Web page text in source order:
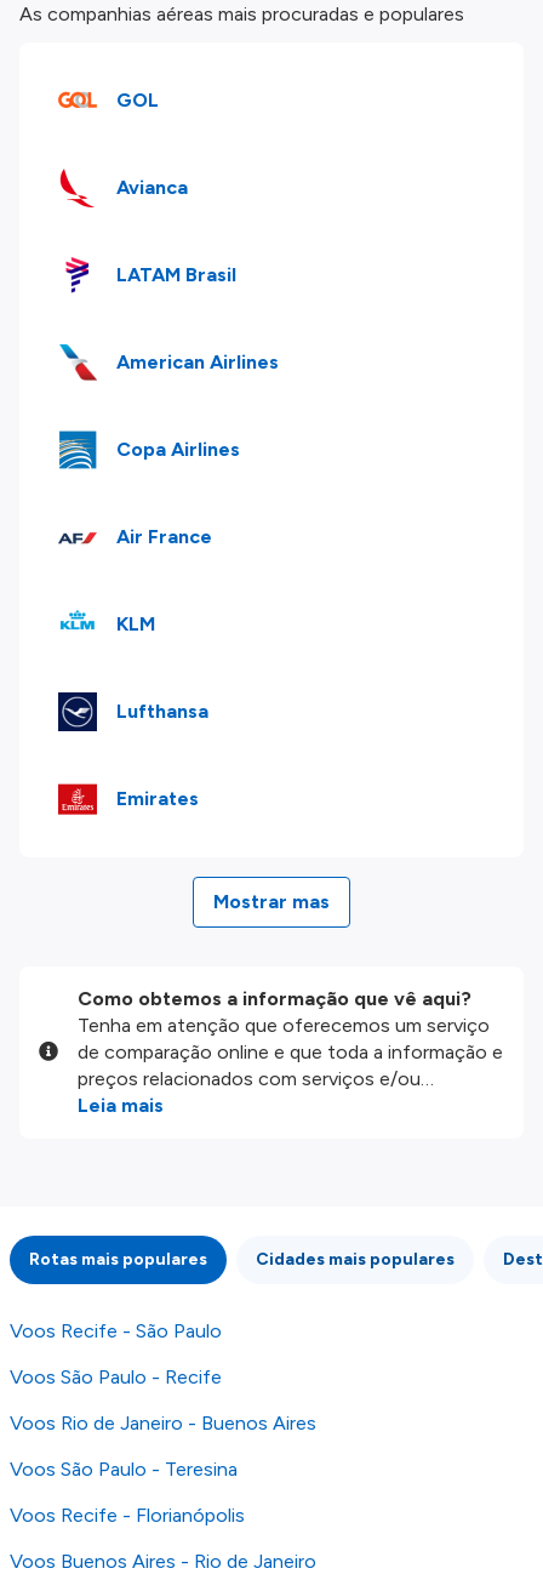
As companhias aéreas mais procuradas e populares
GOL
Avianca
LATAM Brasil
American Airlines
Copa Airlines
Air France
KLM
Lufthansa
Emirates
Mostrar mas
Como obtemos a informação que vê aqui?
Tenha em atenção que oferecemos um serviço
de comparação online e que toda a informação e
preços relacionados com serviços e/ou
produtos disponíveis no nosso website são
integridade ou pela precisão da informação
publicada, por isso verifique com atenção todas
as condições no website do parceiro antes de
os nossos Termos e Condições
Leia mais
Rotas mais populares Cidades mais populares
Voos Recife - São Paulo
Voos São Paulo - Recife
Voos Rio de Janeiro - Buenos Aires
Voos São Paulo - Teresina
Voos Recife - Florianópolis
Voos Buenos Aires - Rio de Janeiro